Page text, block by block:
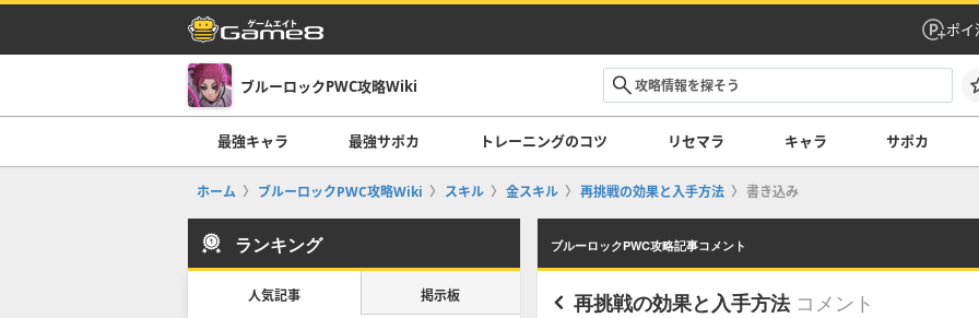
ポイ
ブルーロックPWC攻略Wiki
最強キャラ 最強サポカ トレーニングのコツ リセマラ キャラ サポカ
ホーム ブルーロックPWC攻略Wiki スキル 金スキル 再挑戦の効果と入手方法 書き込み
ブルーロックPWC攻略記事コメント
再挑戦の効果と入手方法 コメント
ランキング
人気記事 掲示板